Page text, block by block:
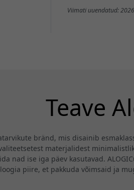
Viimati uuendatud:
Teave
bränd, mis disainib
materjalidest
nad ise iga päev kasutavad.
piire, et pakkuda võimsaid ja